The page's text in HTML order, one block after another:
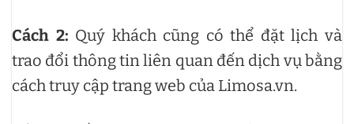
Cách 2: Quý khách cũng có thể đặt lịch và
trao đổi thông tin liên quan đến dịch vụ bằng
cách truy cập trang web của Limosa.vn.